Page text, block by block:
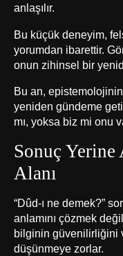
anlaşılır.
Bu küçük deneyim,
yorumdan ibarettir.
onun zihinsel bir
Bu an,
yeniden gündeme
mı, yoksa biz mi onu
Sonuç Yerine
Alanı
“Dûd-ı ne demek?”
anlamını çözmek
bilginin güvenilirliğini
düşünmeye zorlar.